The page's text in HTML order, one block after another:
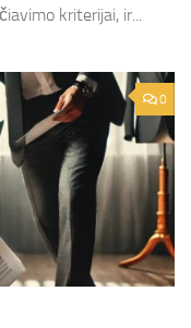
kriterijai, ir...
0